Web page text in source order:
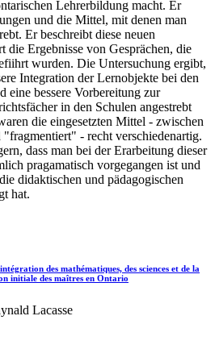
Lehrerbildung macht. Er
und die Mittel, mit denen man
Er beschreibt diese neuen
die Ergebnisse von Gesprächen, die
wurden. Die Untersuchung ergibt,
Integration der Lernobjekte bei den
eine bessere Vorbereitung zur
in den Schulen angestrebt
die eingesetzten Mittel - zwischen
- recht verschiedenartig.
dass man bei der Erarbeitung dieser
pragamatisch vorgegangen ist und
didaktischen und pädagogischen
hat.
des mathématiques, des sciences et de la
initiale des maîtres en Ontario
Lacasse